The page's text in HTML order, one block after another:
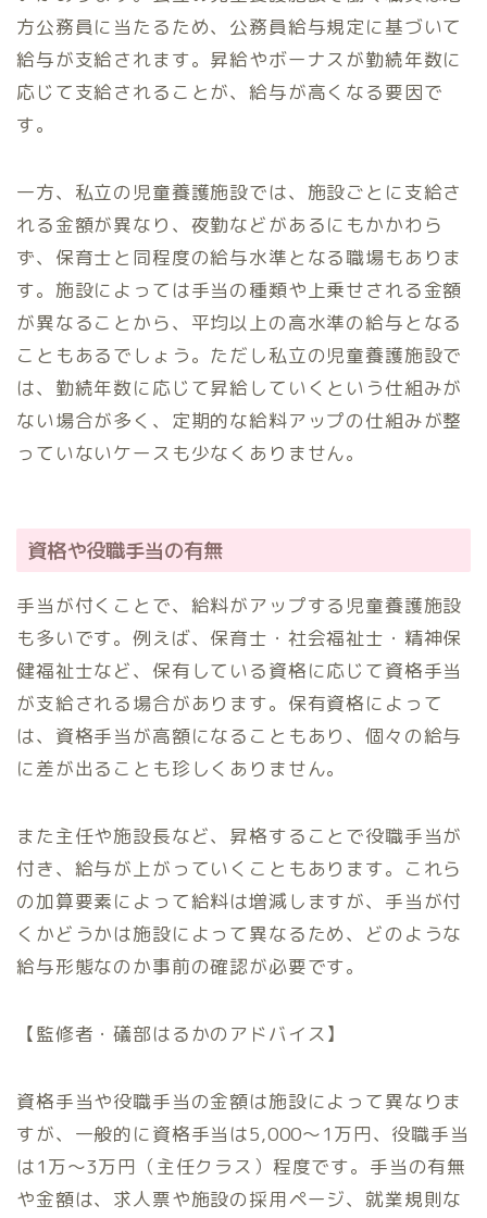
方公務員に当たるため、公務員給与規定に基づいて
給与が支給されます。昇給やボーナスが勤続年数に
応じて支給されることが、給与が高くなる要因で
す。
一方、私立の児童養護施設では、施設ごとに支給さ
れる金額が異なり、夜勤などがあるにもかかわら
ず、保育士と同程度の給与水準となる職場もありま
す。施設によっては手当の種類や上乗せされる金額
が異なることから、平均以上の高水準の給与となる
こともあるでしょう。ただし私立の児童養護施設で
は、勤続年数に応じて昇給していくという仕組みが
ない場合が多く、定期的な給料アップの仕組みが整
っていないケースも少なくありません。
資格や役職手当の有無
手当が付くことで、給料がアップする児童養護施設
も多いです。例えば、保育士・社会福祉士・精神保
健福祉士など、保有している資格に応じて資格手当
が支給される場合があります。保有資格によって
は、資格手当が高額になることもあり、個々の給与
に差が出ることも珍しくありません。
また主任や施設長など、昇格することで役職手当が
付き、給与が上がっていくこともあります。これら
の加算要素によって給料は増減しますが、手当が付
くかどうかは施設によって異なるため、どのような
給与形態なのか事前の確認が必要です。
【監修者・礒部はるかのアドバイス】
資格手当や役職手当の金額は施設によって異なりま
すが、一般的に資格手当は5,000〜1万円、役職手当
は1万〜3万円（主任クラス）程度です。手当の有無
や金額は、求人票や施設の採用ページ、就業規則な